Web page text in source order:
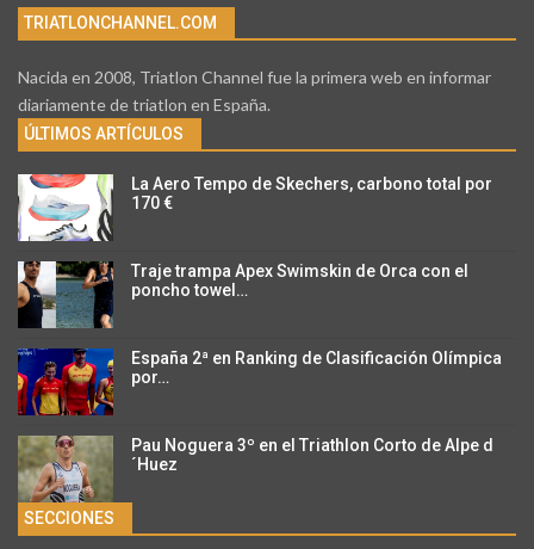
TRIATLONCHANNEL.COM
Nacida en 2008, Triatlon Channel fue la primera web en informar
diariamente de triatlon en España.
ÚLTIMOS ARTÍCULOS
La Aero Tempo de Skechers, carbono total por
170 €
Traje trampa Apex Swimskin de Orca con el
poncho towel…
España 2ª en Ranking de Clasificación Olímpica
por…
Pau Noguera 3º en el Triathlon Corto de Alpe d
´Huez
SECCIONES